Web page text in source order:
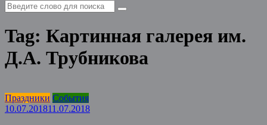
Tag: Картинная галерея им.
Д.А. Трубникова
Праздники События
10.07.201811.07.2018